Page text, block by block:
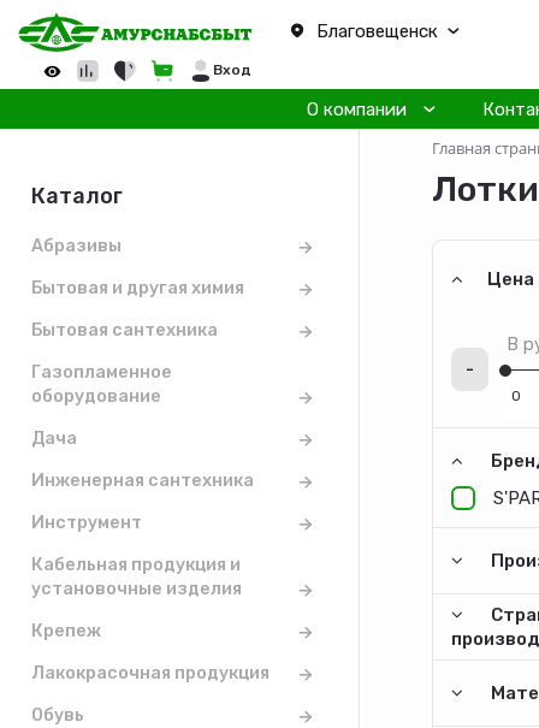
Благовещенск
Вход
О компании
Каталог
Абразивы
Бытовая и другая химия
Бытовая сантехника
Газопламенное
оборудование
Дача
Инженерная сантехника
Инструмент
Кабельная продукция и
установочные изделия
Крепеж
Лакокрасочная продукция
Обувь
Главная
Цена
-
В